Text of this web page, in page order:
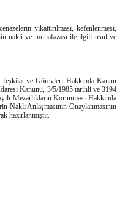
yıkattırılması, kefenlenmesi,
nakli ve muhafazası ile ilgili usul ve
ve Görevleri Hakkında Kanun
Kanunu, 3/5/1985 tarihli ve 3194
Mezarlıkların Korunması Hakkında
Nakli Anlaşmasının Onaylanmasının
hazırlanmıştır.